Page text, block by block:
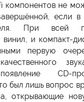
компонентов не
если
При всей
и компакт-
первую
CD-
был лишь вопрос
открывающие